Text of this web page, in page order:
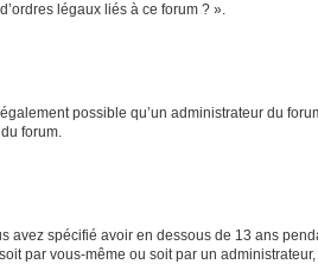
légaux liés à ce forum ? ».
possible qu’un administrateur du
forum.
avez spécifié avoir en dessous de 13 ans
par vous-même ou soit par un